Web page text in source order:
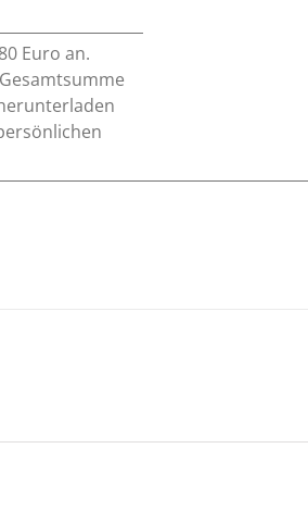
Euro an.